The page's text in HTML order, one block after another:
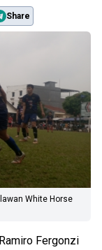
Share
White Horse
Fergonzi